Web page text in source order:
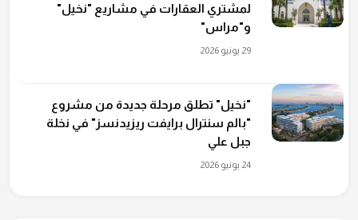
لمشتري العقارات في مشاريع "نخيل"
و"مراس"
29 يونيو 2026
"نخيل" تطلق مرحلة جديدة من مشروع
"بالم سنترال برايفت ريزيدنسز" في نخلة
جبل علي
24 يونيو 2026